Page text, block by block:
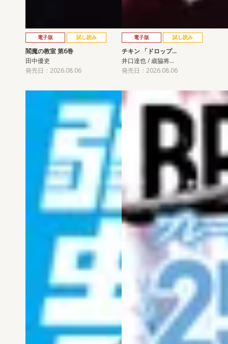
電子版 試し読み
閻魔の教室 第6巻
田中優吏
発売日：2026.08.06
電子版 試し読み
チキン 「ドロップ…
井口達也 / 歳脇将…
発売日：2026.08.06